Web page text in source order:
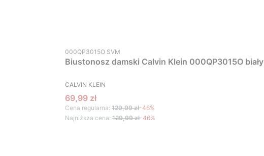
Kod produktu
000QP3015O SVM
Biustonosz damski Calvin Klein 000QP3015O biały
PRODUCENT
CALVIN KLEIN
Cena promocyjna
69,99 zł
Cena regularna: 129,99 zł-46%
Najniższa cena: 129,99 zł-46%